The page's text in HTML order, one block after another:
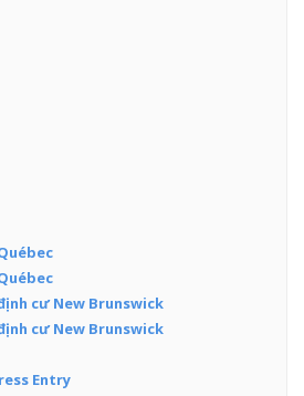
cư New Brunswick
cư New Brunswick
Entry